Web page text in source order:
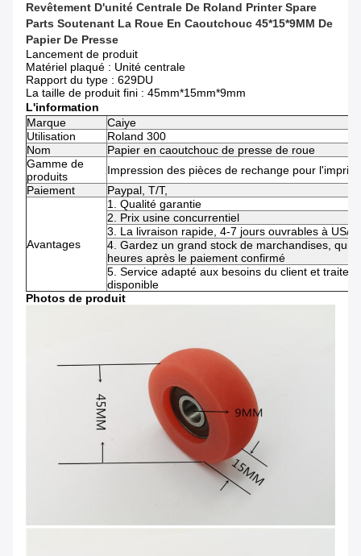
Revêtement D'unité Centrale De Roland Printer Spare
Parts Soutenant La Roue En Caoutchouc 45*15*9MM De
Papier De Presse
Lancement de produit
Matériel plaqué : Unité centrale
Rapport du type : 629DU
La taille de produit fini : 45mm*15mm*9mm
L'information
Marque
Caiye
Utilisation
Roland 300
Nom
Papier en caoutchouc de presse de roue
Gamme de
produits
Impression des pièces de rechange pour
Paiement
Paypal, T/T,
Avantages
1. Qualité garantie
2. Prix usine concurrentiel
3. La livraison rapide, 4-7 jours ouvrables à US/
4. Gardez un grand stock de marchandises, qui
heures après le paiement confirmé
5. Service adapté aux besoins du client et
disponible
Photos de produit